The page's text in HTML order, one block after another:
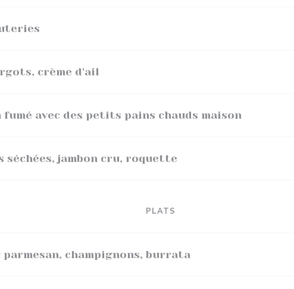
crème d'ail
avec des petits pains chauds maison
séchées, jambon cru, roquette
PLATS
champignons, burrata